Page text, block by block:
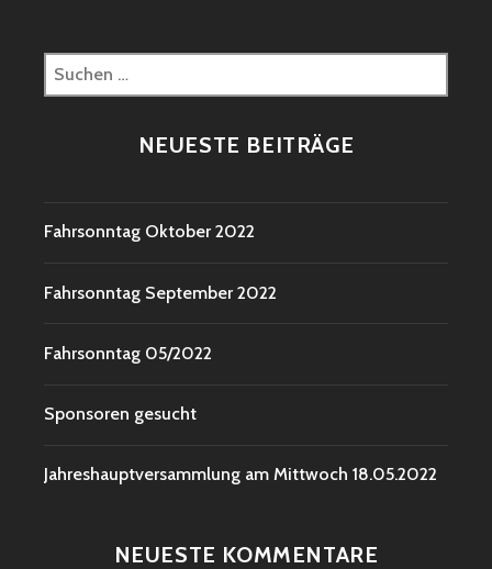
Suchen
nach:
NEUESTE BEITRÄGE
Fahrsonntag Oktober 2022
Fahrsonntag September 2022
Fahrsonntag 05/2022
Sponsoren gesucht
Jahreshauptversammlung am Mittwoch 18.05.2022
NEUESTE KOMMENTARE